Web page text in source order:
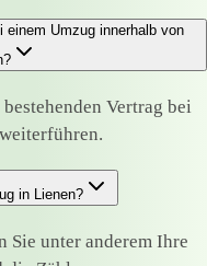
einem Umzug innerhalb von
Vertrag bei
in Lienen?
Sie unter anderem Ihre